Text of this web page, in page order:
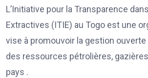
L’Initiative pour la Transparence
Extractives (ITIE) au Togo est une
vise à promouvoir la gestion
des ressources pétrolières,
pays .